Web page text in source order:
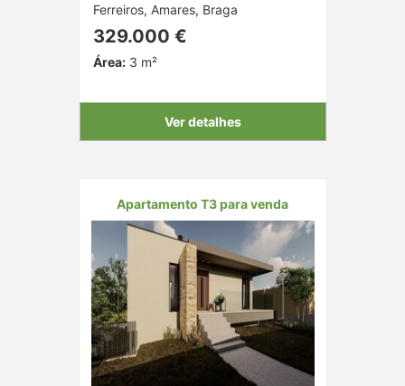
Ferreiros, Amares, Braga
329.000 €
Área:3 m²
Ver detalhes
Apartamento T3 para venda